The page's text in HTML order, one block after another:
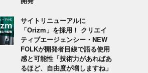
サイトリニューアルに
「Orizm」を採用！ クリエイ
ティブエージェンシー・NEW
FOLKが開発者目線で語る使用
感と可能性「技術力があればあ
るほど、自由度が増しますね」